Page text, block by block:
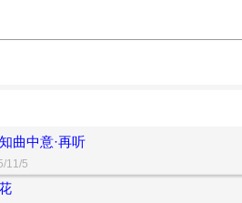
曲中意·再听
11/5